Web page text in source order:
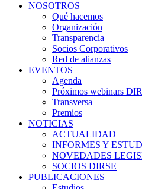
NOSOTROS
Qué hacemos
Organización
Transparencia
Socios Corporativos
Red de alianzas
EVENTOS
Agenda
Próximos webinars
Transversa
Premios
NOTICIAS
ACTUALIDAD
INFORMES Y
NOVEDADES
SOCIOS DIRSE
PUBLICACIONES